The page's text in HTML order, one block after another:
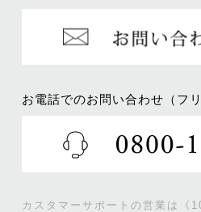
お電話でのお問い合わせ（フ
カスタマーサポートの営業は《